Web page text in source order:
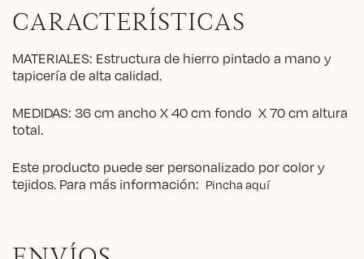
CARACTERÍSTICAS
MATERIALES: Estructura de hierro pintado a mano y
tapicería de alta calidad.
MEDIDAS: 36 cm ancho X 40 cm fondo X 70 cm altura
total.
Este producto puede ser personalizado por color y
tejidos. Para más información: Pincha aquí